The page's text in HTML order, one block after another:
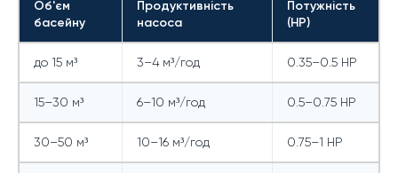
Об'єм
басейну
Продуктивність
насоса
Потужність
(HP)
до 15 м³ 3–4 м³/год 0.35–0.5 HP
15–30 м³ 6–10 м³/год 0.5–0.75 HP
30–50 м³ 10–16 м³/год 0.75–1 HP